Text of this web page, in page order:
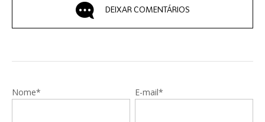
DEIXAR COMENTÁRIOS
Nome* E-mail*